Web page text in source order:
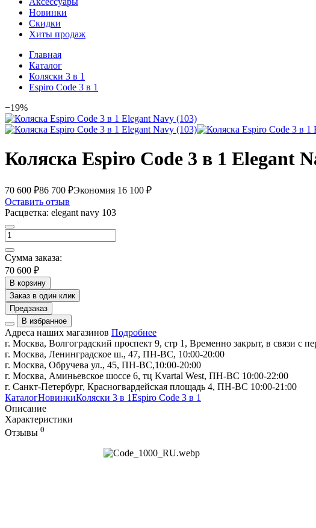
Новинки
Скидки
Хиты продаж
Главная
Каталог
Коляски 3 в 1
Espiro Code 3 в 1
−19%
Коляска Espiro Code 3 в 1 Elegant
70 600 ₽86 700 ₽Экономия 16 100 ₽
Оставить отзыв
Расцветка: elegant navy 103
Сумма заказа:
70 600 ₽
В корзину
Заказ в один клик
Предзаказ
В избранное
Адреса наших магазинов Подробнее
г. Москва, Волгоградский проспект 9, стр 1, Временно закрыт, в связи с
г. Москва, Ленинградское ш., 47, ПН-ВС, 10:00-20:00
г. Москва, Обручева ул., 45, ПН-ВС,10:00-20:00
г. Москва, Аминьевское шоссе 6, тц Kvartal West, ПН-ВС 10:00-22:00
г. Санкт-Петербург, Красногвардейская площадь 4, ПН-ВС 10:00-21:00
КаталогНовинкиКоляски 3 в 1Espiro Code 3 в 1
Описание
Характеристики
Отзывы 0